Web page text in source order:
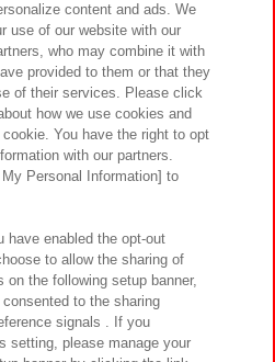
ビリティ サイトポリシー
ェブアクセシビリティ方針と検証結果
針 よくあるご質問・お問い合わせ
content and ads. We
use of our website with our
who may combine it with
provided to them or that they
of their services. Please click
how we use cookies and
You have the right to opt
with our partners.
Personal Information] to
have enabled the opt-out
to allow the sharing of
on the following setup banner,
to the sharing
signals . If you
setting, please manage your